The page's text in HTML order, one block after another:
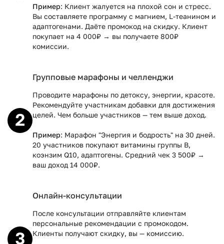
Пример: Клиент жалуется на плохой сон и стресс.
Вы составляете программу с магнием, L-теанином и
адаптогенами. Даёте промокод на скидку. Клиент
покупает на 4 000₽ → вы получаете 800₽
комиссии.
Групповые марафоны и челленджи
Проводите марафоны по детоксу, энергии, красоте.
Рекомендуйте участникам добавки для достижения
целей. Чем больше участников — тем выше доход.
Пример: Марафон "Энергия и бодрость" на 30 дней.
20 участников покупают витамины группы B,
коэнзим Q10, адаптогены. Средний чек 3 500₽ →
ваш доход 14 000₽.
Онлайн-консультации
После консультации отправляйте клиентам
персональные рекомендации с промокодом.
Клиенты получают скидку, вы — комиссию.